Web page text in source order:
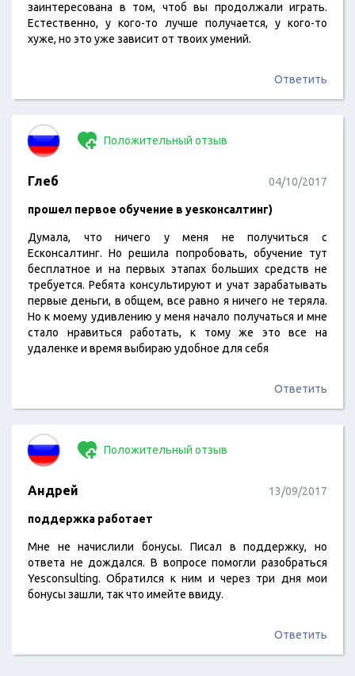
заинтересована в том, чтоб вы продолжали играть.
Естественно, у кого-то лучше получается, у кого-то
хуже, но это уже зависит от твоих умений.
Ответить
Положительный отзыв
Глеб 04/10/2017
прошел первое обучение в yesконсалтинг)
Думала, что ничего у меня не получиться с
Есконсалтинг. Но решила попробовать, обучение тут
бесплатное и на первых этапах больших средств не
требуется. Ребята консультируют и учат зарабатывать
первые деньги, в общем, все равно я ничего не теряла.
Но к моему удивлению у меня начало получаться и мне
стало нравиться работать, к тому же это все на
удаленке и время выбираю удобное для себя
Ответить
Положительный отзыв
Андрей 13/09/2017
поддержка работает
Мне не начислили бонусы. Писал в поддержку, но
ответа не дождался. В вопросе помогли разобраться
Yesconsulting. Обратился к ним и через три дня мои
бонусы зашли, так что имейте ввиду.
Ответить